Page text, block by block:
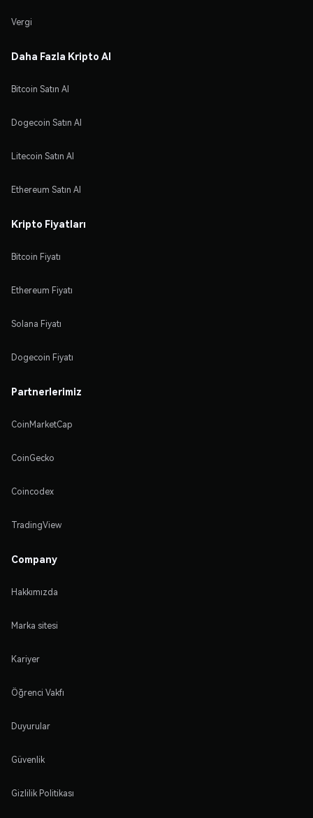
Vergi
Daha Fazla Kripto Al
Bitcoin Satın Al
Dogecoin Satın Al
Litecoin Satın Al
Ethereum Satın Al
Kripto Fiyatları
Bitcoin Fiyatı
Ethereum Fiyatı
Solana Fiyatı
Dogecoin Fiyatı
Partnerlerimiz
CoinMarketCap
CoinGecko
Coincodex
TradingView
Company
Hakkımızda
Marka sitesi
Kariyer
Öğrenci Vakfı
Duyurular
Güvenlik
Gizlilik Politikası